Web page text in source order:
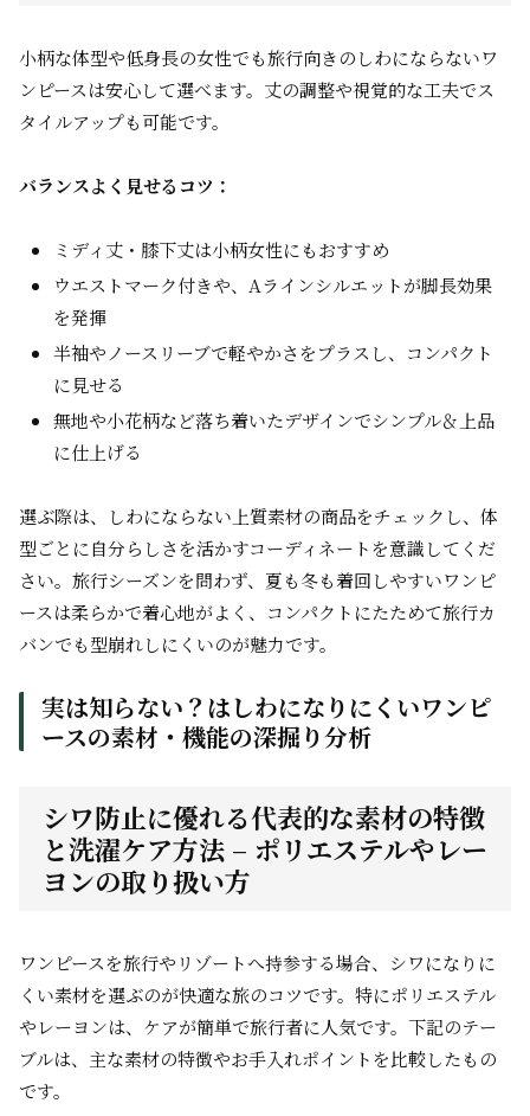
小柄な体型や低身長の女性でも旅行向きのしわにならないワ
ンピースは安心して選べます。丈の調整や視覚的な工夫でス
タイルアップも可能です。
バランスよく見せるコツ：
ミディ丈・膝下丈は小柄女性にもおすすめ
ウエストマーク付きや、Aラインシルエットが脚長効果
を発揮
半袖やノースリーブで軽やかさをプラスし、コンパクト
に見せる
無地や小花柄など落ち着いたデザインでシンプル＆上品
に仕上げる
選ぶ際は、しわにならない上質素材の商品をチェックし、体
型ごとに自分らしさを活かすコーディネートを意識してくだ
さい。旅行シーズンを問わず、夏も冬も着回しやすいワンピ
ースは柔らかで着心地がよく、コンパクトにたためて旅行カ
バンでも型崩れしにくいのが魅力です。
実は知らない？はしわになりにくいワンピ
ースの素材・機能の深掘り分析
シワ防止に優れる代表的な素材の特徴
と洗濯ケア方法 – ポリエステルやレー
ヨンの取り扱い方
ワンピースを旅行やリゾートへ持参する場合、シワになりに
くい素材を選ぶのが快適な旅のコツです。特にポリエステル
やレーヨンは、ケアが簡単で旅行者に人気です。下記のテー
ブルは、主な素材の特徴やお手入れポイントを比較したもの
です。